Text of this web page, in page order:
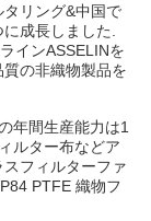
リング&中国で
成長しました.
インASSELINを
の非織物製品を
年間生産能力は1
ルター布などア
フィルターファ
PTFE 織物フ